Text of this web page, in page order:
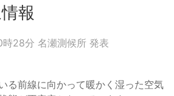
報
28分 名瀬測候所 発表
る前線に向かって暖かく湿った空気